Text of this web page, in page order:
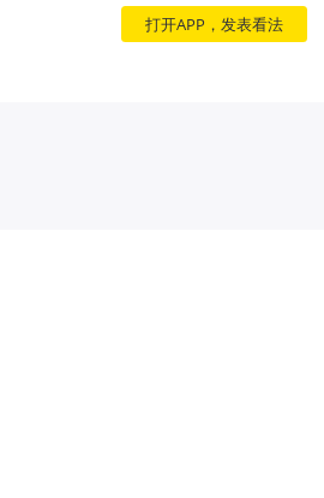
打开APP，发表看法